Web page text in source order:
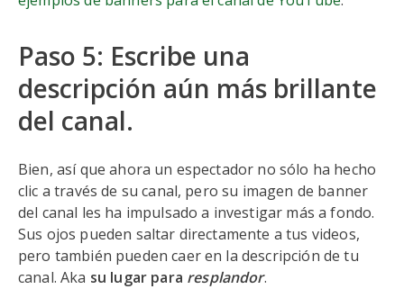
Paso 5: Escribe una
descripción aún más brillante
del canal.
Bien, así que ahora un espectador no sólo ha hecho
clic a través de su canal, pero su imagen de banner
del canal les ha impulsado a investigar más a fondo.
Sus ojos pueden saltar directamente a tus videos,
pero también pueden caer en la descripción de tu
canal. Aka su lugar para resplandor.